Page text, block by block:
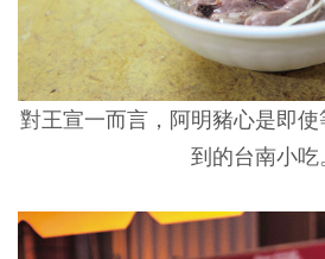
對王宣一而言，阿明豬心是即
到的台南小吃